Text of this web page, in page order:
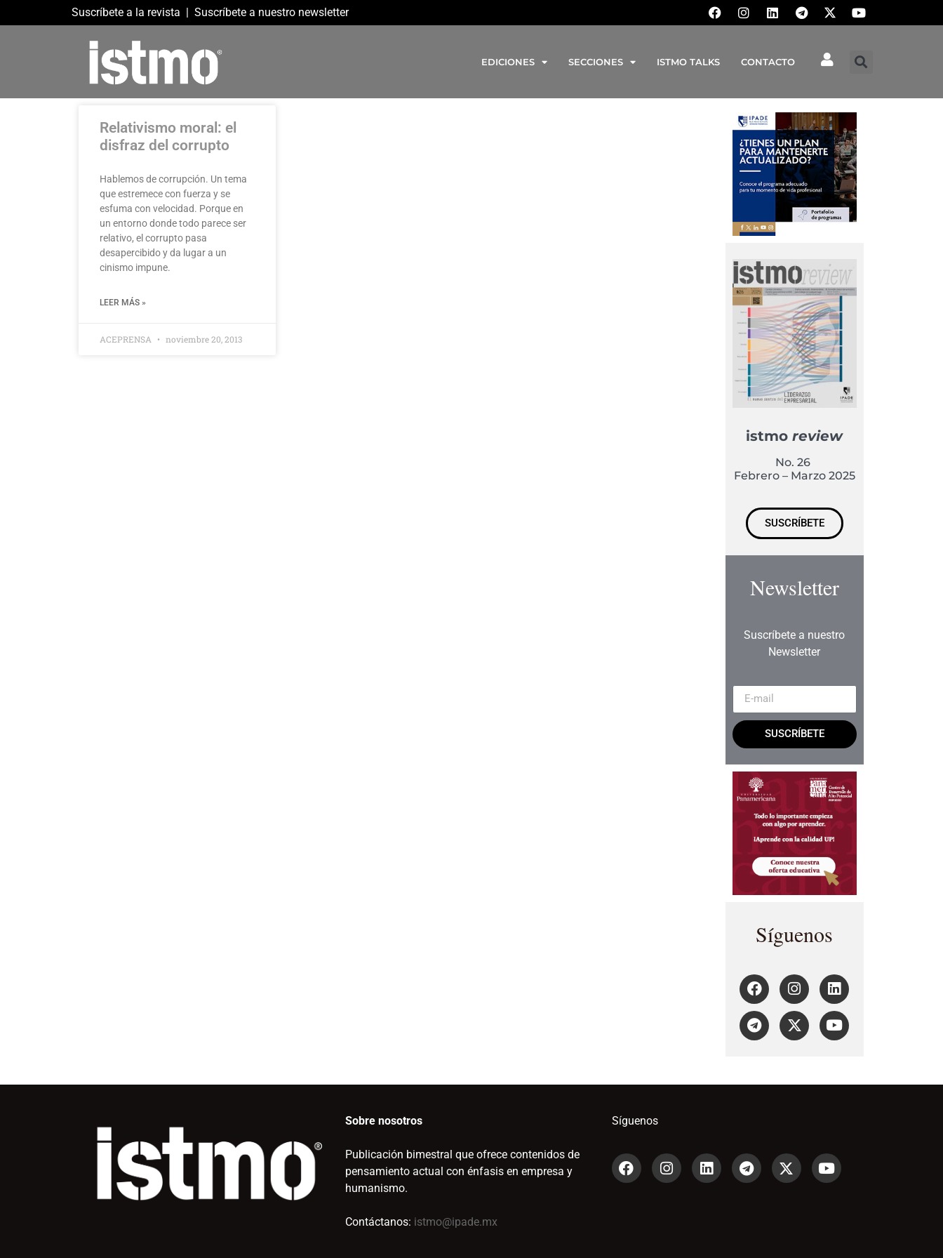
Suscríbete a la revista | Suscríbete a nuestro newsletter
EDICIONES SECCIONES ISTMO TALKS CONTACTO
Relativismo moral: el
disfraz del corrupto
Hablemos de corrupción. Un tema
que estremece con fuerza y se
esfuma con velocidad. Porque en
un entorno donde todo parece ser
relativo, el corrupto pasa
desapercibido y da lugar a un
cinismo impune.
LEER MÁS »
ACEPRENSA noviembre 20, 2013
istmoreview
No. 26
Febrero – Marzo 2025
SUSCRÍBETE
Newsletter
Suscríbete a nuestro
Newsletter
SUSCRÍBETE
Síguenos
Sobre nosotros
Publicación bimestral que ofrece contenidos de
pensamiento actual con énfasis en empresa y
humanismo.
Contáctanos: istmo@ipade.mx
Síguenos